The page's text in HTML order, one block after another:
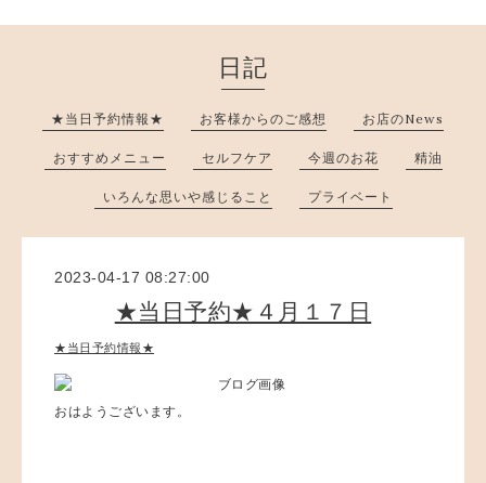
日記
★当日予約情報★ お客様からのご感想 お店のNews
おすすめメニュー セルフケア 今週のお花 精油
いろんな思いや感じること プライベート
2023-04-17 08:27:00
★当日予約★４月１７日
★当日予約情報★
おはようございます。